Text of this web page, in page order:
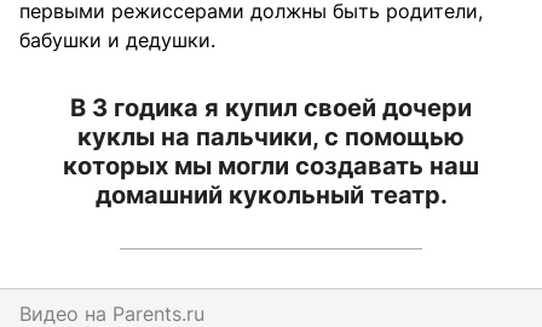
первыми режиссерами должны быть родители,
бабушки и дедушки.
В 3 годика я купил своей дочери
куклы на пальчики, с помощью
которых мы могли создавать наш
домашний кукольный театр.
Видео на parents.ru